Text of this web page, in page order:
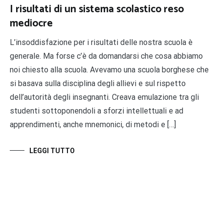
I risultati di un sistema scolastico reso
mediocre
L’insoddisfazione per i risultati delle nostra scuola è
generale. Ma forse c’è da domandarsi che cosa abbiamo
noi chiesto alla scuola. Avevamo una scuola borghese che
si basava sulla disciplina degli allievi e sul rispetto
dell’autorità degli insegnanti. Creava emulazione tra gli
studenti sottoponendoli a sforzi intellettuali e ad
apprendimenti, anche mnemonici, di metodi e […]
LEGGI TUTTO